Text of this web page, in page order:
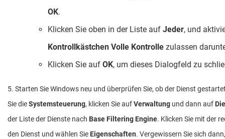
OK.
Klicken Sie oben in der Liste auf Jeder, und
Kontrollkästchen Volle Kontrolle zulassen
Klicken Sie auf OK, um dieses Dialogfeld zu
5. Starten Sie Windows neu und überprüfen Sie, ob der Dienst
Sie dieSystemsteuerung, klicken Sie aufVerwaltung und dann auf
der Liste der Dienste nach Base Filtering Engine. Klicken Sie mit der
den Dienst und wählen Sie Eigenschaften. Vergewissern Sie sich